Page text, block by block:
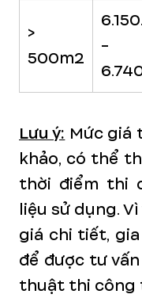
>
500m2
-
Lưu ý: Mức giá
khảo, có thể
thời điểm thi
liệu sử dụng.
giá chi tiết, gia
để được tư
thuật thi công